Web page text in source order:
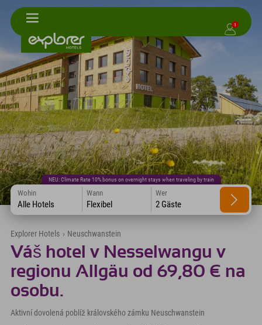
1
NEU: Climate Rate 10% bonus on overnight stays when traveling by train
Wohin
Alle Hotels
Wann
Flexibel
Wer
2 Gäste
Explorer Hotels › Neuschwanstein
Váš hotel v Nesselwangu v
regionu Allgäu od 69,80 € na
osobu.
Aktivní dovolená poblíž královského zámku Neuschwanstein